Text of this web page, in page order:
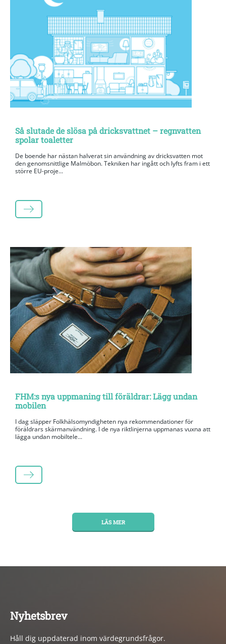
Så slutade de slösa på dricksvattnet – regnvatten
spolar toaletter
De boende har nästan halverat sin användning av dricksvatten mot
den genomsnittlige Malmöbon. Tekniken har ingått och lyfts fram i ett
större EU-proje...
LÄS MER
FHM:s nya uppmaning till föräldrar: Lägg undan
mobilen
I dag släpper Folkhälsomyndigheten nya rekommendationer för
föräldrars skärmanvändning. I de nya riktlinjerna uppmanas vuxna att
lägga undan mobiltele...
LÄS MER
LÄS MER
Nyhetsbrev
Håll dig uppdaterad inom värdegrundsfrågor.